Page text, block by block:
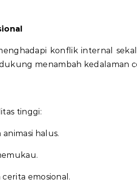
konflik internal
menambah kedalaman
tinggi:
halus.
emosional.